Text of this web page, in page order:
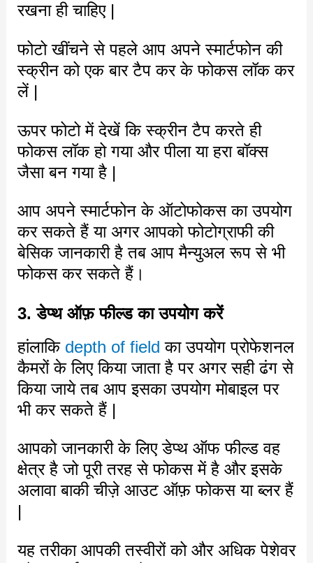
रखना ही चाहिए |
फोटो खींचने से पहले आप अपने स्मार्टफोन की
स्क्रीन को एक बार टैप कर के फोकस लॉक कर
लें |
ऊपर फोटो में देखें कि स्क्रीन टैप करते ही
फोकस लॉक हो गया और पीला या हरा बॉक्स
जैसा बन गया है |
आप अपने स्मार्टफोन के ऑटोफोकस का उपयोग
कर सकते हैं या अगर आपको फोटोग्राफी की
बेसिक जानकारी है तब आप मैन्युअल रूप से भी
फोकस कर सकते हैं।
3. डेप्थ ऑफ़ फील्ड का उपयोग करें
हांलाकि depth of field का उपयोग प्रोफेशनल
कैमरों के लिए किया जाता है पर अगर सही ढंग से
किया जाये तब आप इसका उपयोग मोबाइल पर
भी कर सकते हैं |
आपको जानकारी के लिए डेप्थ ऑफ फील्ड वह
क्षेत्र है जो पूरी तरह से फोकस में है और इसके
अलावा बाकी चीज़े आउट ऑफ़ फोकस या ब्लर हैं
|
यह तरीका आपकी तस्वीरों को और अधिक पेशेवर